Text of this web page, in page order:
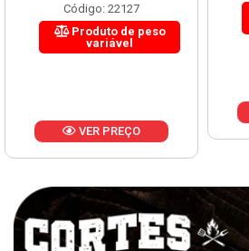
Código: 22127
Produto de peso
variável
VER PREÇO